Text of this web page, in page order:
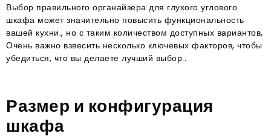
Выбор правильного органайзера для глухого углового
шкафа может значительно повысить функциональность
вашей кухни., но с таким количеством доступных вариантов,
Очень важно взвесить несколько ключевых факторов, чтобы
убедиться, что вы делаете лучший выбор..
Размер и конфигурация
шкафа